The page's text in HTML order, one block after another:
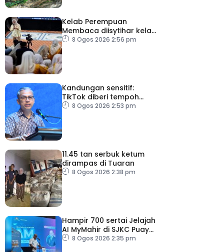
Kelab Perempuan
Membaca diisytihar kelab
membaca terbesar di
8 Ogos 2026 2:56 pm
Kandungan sensitif:
TikTok diberi tempoh
perkukuh sistem
8 Ogos 2026 2:53 pm
11.45 tan serbuk ketum
dirampas di Tuaran
8 Ogos 2026 2:38 pm
Hampir 700 sertai Jelajah
AI MyMahir di SJKC Puay
Chai 2, terbesar setakat
8 Ogos 2026 2:35 pm